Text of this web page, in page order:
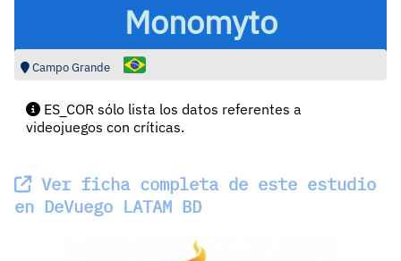
Monomyto
Campo Grande
ES_COR sólo lista los datos referentes a
videojuegos con críticas.
Ver ficha completa de este estudio
en DeVuego LATAM BD